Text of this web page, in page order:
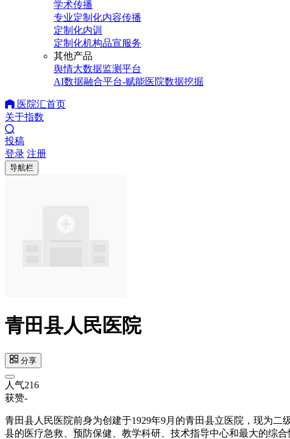
学术传播
专业定制化内容传播
定制化内训
定制化机构品宣服务
其他产品
舆情大数据监测平台
AI数据融合平台-赋能医院数据挖掘
医院汇首页
关于指数
投稿
登录 注册
导航栏
青田县人民医院
分享
人气216
获赞-
青田县人民医院前身为创建于1929年9月的青田县立医院，现为
县的医疗急救、预防保健、教学科研、技术指导中心和最大的综